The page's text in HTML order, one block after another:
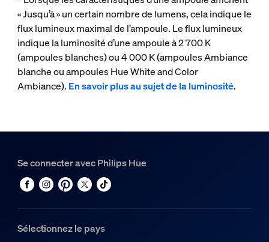
« Jusqu’à » un certain nombre de lumens, cela indique le
flux lumineux maximal de l’ampoule. Le flux lumineux
indique la luminosité d’une ampoule à 2 700 K
(ampoules blanches) ou 4 000 K (ampoules Ambiance
blanche ou ampoules Hue White and Color
Ambiance). En savoir plus au sujet de la luminosité.
Se connecter avec Philips Hue
Sélectionnez le pays